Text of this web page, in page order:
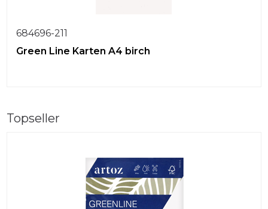
684696-211
Green Line Karten A4 birch
Topseller